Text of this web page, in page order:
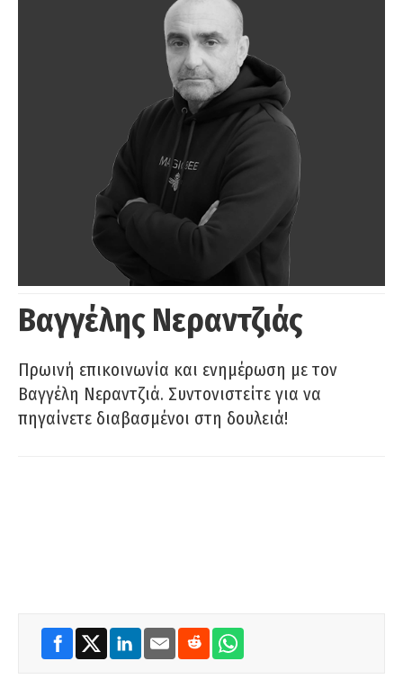
Βαγγέλης Νεραντζιάς
Πρωινή επικοινωνία και ενημέρωση με τον
Βαγγέλη Νεραντζιά. Συντονιστείτε για να
πηγαίνετε διαβασμένοι στη δουλειά!